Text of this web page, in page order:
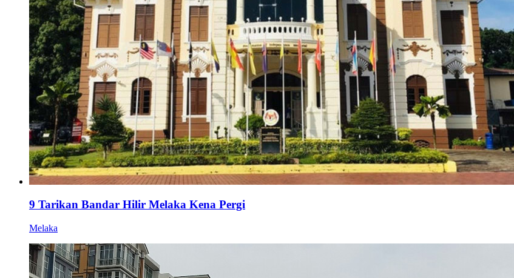
9 Tarikan Bandar Hilir Melaka Kena Pergi
Melaka